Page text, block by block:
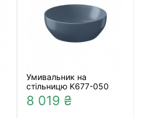
Умивальник на
стільницю K677-050
8 019 ₴